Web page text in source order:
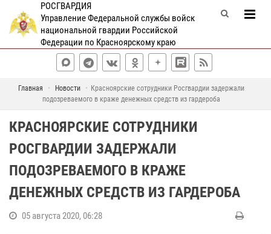
РОСГВАРДИЯ
Управление Федеральной службы войск
национальной гвардии Российской
Федерации по Красноярскому краю
Главная Новости
Красноярские сотрудники Росгвардии задержали
подозреваемого в краже денежных средств из гардероба
КРАСНОЯРСКИЕ СОТРУДНИКИ
РОСГВАРДИИ ЗАДЕРЖАЛИ
ПОДОЗРЕВАЕМОГО В КРАЖЕ
ДЕНЕЖНЫХ СРЕДСТВ ИЗ ГАРДЕРОБА
05 августа 2020, 06:28